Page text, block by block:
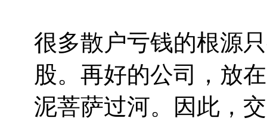
很多散户亏钱的根源
股。再好的公司，放
泥菩萨过河。因此，